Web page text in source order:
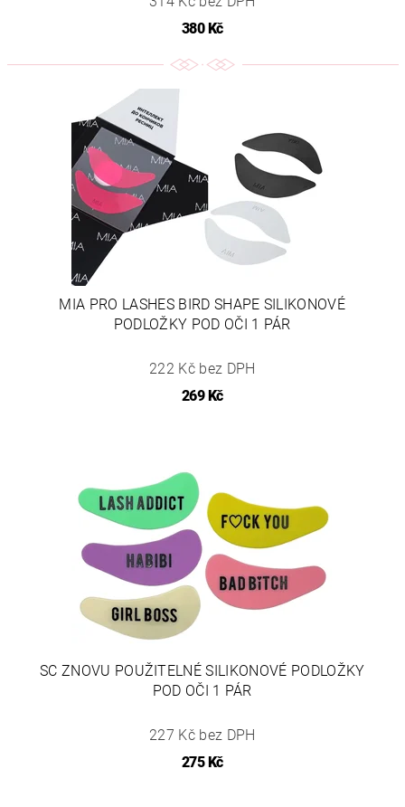
380 Kč
MIA PRO LASHES BIRD SHAPE SILIKONOVÉ
PODLOŽKY POD OČI 1 PÁR
222 Kč bez DPH
269 Kč
SC ZNOVU POUŽITELNÉ SILIKONOVÉ PODLOŽKY
POD OČI 1 PÁR
227 Kč bez DPH
275 Kč